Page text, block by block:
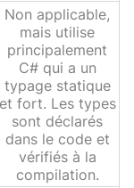
Non applicable,
mais utilise
principalement
C# qui a un
typage statique
et fort. Les types
sont déclarés
dans le code et
vérifiés à la
compilation.